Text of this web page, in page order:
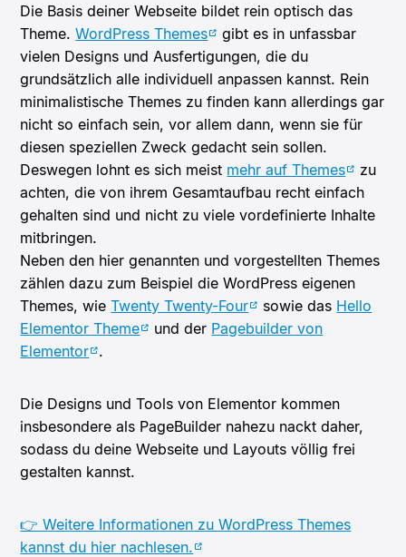
Die Basis deiner Webseite bildet rein optisch das
Theme.WordPress Themes
gibt es in unfassbar
vielen Designs und Ausfertigungen, die du
grundsätzlich alle individuell anpassen kannst. Rein
minimalistische Themes zu finden kann allerdings gar
nicht so einfach sein, vor allem dann, wenn sie für
diesen speziellen Zweck gedacht sein sollen.
Deswegen lohnt es sich meist mehr auf Themes
zu
achten, die von ihrem Gesamtaufbau recht einfach
gehalten sind und nicht zu viele vordefinierte Inhalte
mitbringen.
Neben den hier genannten und vorgestellten Themes
zählen dazu zum Beispiel die WordPress eigenen
Themes, wieTwenty Twenty-Four sowie das Hello
Elementor Theme
und der Pagebuilder von
Elementor .
Die Designs und Tools von Elementor kommen
insbesondere als PageBuilder nahezu nackt daher,
sodass du deine Webseite und Layouts völlig frei
gestalten kannst.
👉 Weitere Informationen zu WordPress Themes
kannst du hier nachlesen.